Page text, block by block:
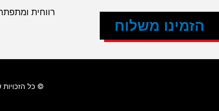
רווחית
הזמינו משלוח
© כל